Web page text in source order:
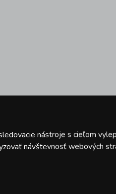
nástroje s cieľom
návštevnosť webových